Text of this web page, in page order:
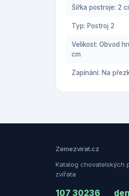
Šířka postroje: 2
Typ: Postroj 2
Velikost: Obvod
cm
Zapínání: Na
Zemezvirat.cz
Katalog chovatelských
zvířata
107 30236